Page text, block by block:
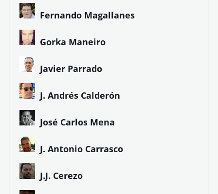
Fernando Magallanes
Gorka Maneiro
Javier Parrado
J. Andrés Calderón
José Carlos Mena
J. Antonio Carrasco
J.J. Cerezo